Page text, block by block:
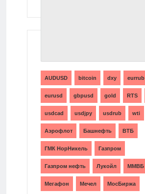
AUDUSD bitcoin dxy eurrub
eurusd gbpusd gold RTS
usdcad usdjpy usdrub wti
Аэрофлот Башнефть ВТБ
ГМК НорНикель Газпром
Газпром нефть Лукойл ММВБ
Мегафон Мечел МосБиржа